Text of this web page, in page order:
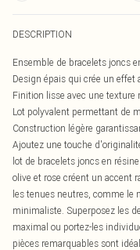
DESCRIPTION
Ensemble de bracelets joncs
Design épais qui crée un effet
Finition lisse avec une texture
Lot polyvalent permettant de
Construction légère
Ajoutez une touche
lot de bracelets joncs en
olive et rose créent un accent
les tenues neutres, comme le
minimaliste. Superposez les
maximal ou portez-les
pièces remarquables sont